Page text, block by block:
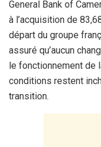
General Bank of
à l’acquisition de
départ du groupe
assuré qu’aucun
le fonctionnement de
conditions restent
transition.